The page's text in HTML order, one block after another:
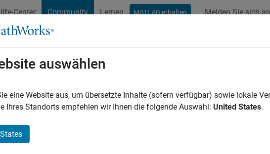
Center Community Lernen MATLAB erhalten Melden Sie sich an
Exchange Cody
Aktiv seit 2021
Followers:0 Following:0
auswählen
eine Website aus, um übersetzte Inhalte (sofern verfügbar) sowie lokale
Ihres Standorts empfehlen wir Ihnen die folgende Auswahl: United States.